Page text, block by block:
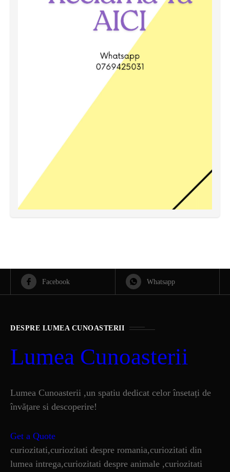
Facebook Whatsapp
DESPRE LUMEA CUNOASTERII
Lumea Cunoasterii
Lumea Cunoasterii ,un spatiu dedicat celor însetați de
învățare si descoperire!
Get a Quote
curiozitati,curiozitati despre romania,curiozitati din
lumea intrega,curiozitati despre animale ,curiozitati